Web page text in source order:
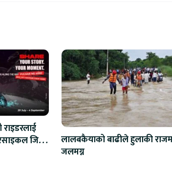
जित्ने
लालबकैयाको बाढीले हुलाकी
जलमग्न